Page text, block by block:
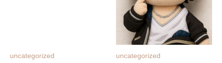
uncategorized uncategorized